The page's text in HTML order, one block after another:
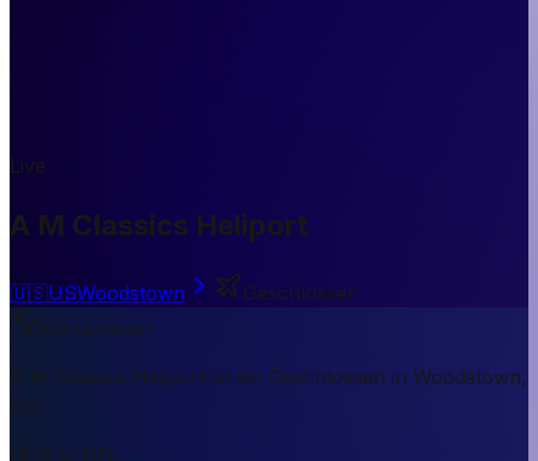
Live
A M Classics Heliport
🇺🇸USWoodstown
Geschlossen
Kurzantwort
A M Classics Heliport ist ein Geschlossen in Woodstown,
US.
18 m ü. NN.